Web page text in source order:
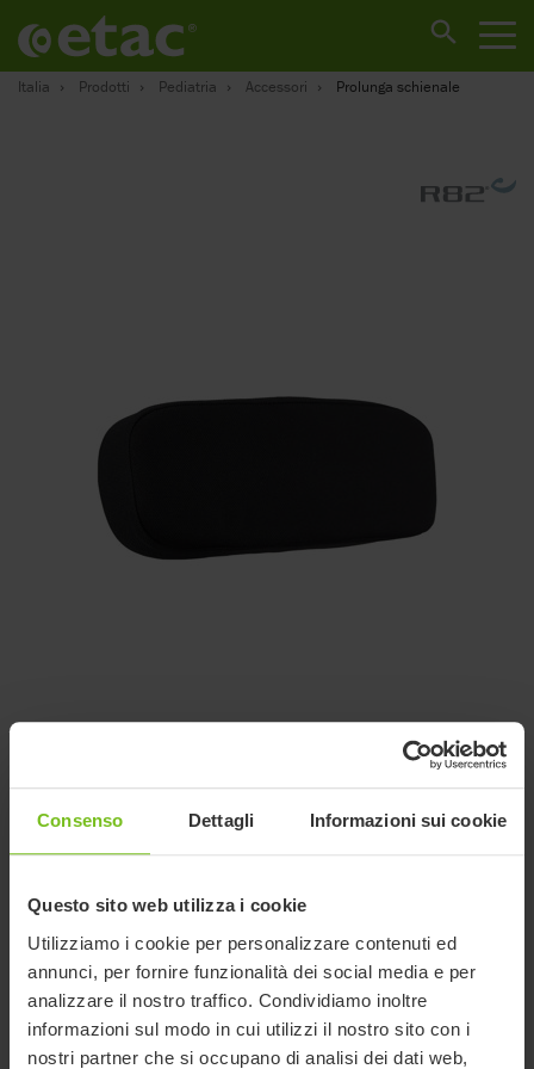
Consenso Dettagli Informazioni sui cookie
Questo sito web utilizza i cookie
Utilizziamo i cookie per personalizzare contenuti ed
annunci, per fornire funzionalità dei social media e per
analizzare il nostro traffico. Condividiamo inoltre
informazioni sul modo in cui utilizzi il nostro sito con i
nostri partner che si occupano di analisi dei dati web,
Italia Prodotti Pediatria Accessori Prolunga schienale
Assistenza /supporto
per Prolunga schienale
(fuori produzione)
senza contenimenti laterali. Utile come
supporto collo/capo o come estensione
schienale.
Tutti i poggiatesta hanno diverse possibilità di